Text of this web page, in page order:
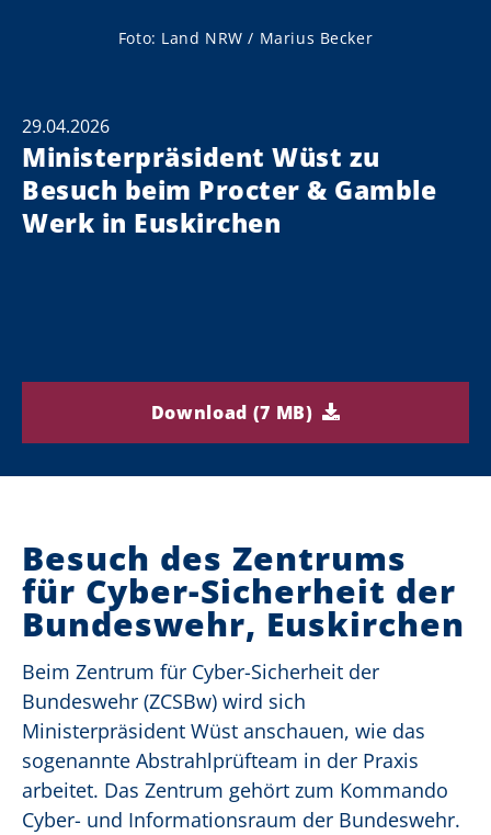
Foto: Land NRW / Marius Becker
29.04.2026
Ministerpräsident Wüst zu
Besuch beim Procter & Gamble
Werk in Euskirchen
Download (7 MB)
Besuch des Zentrums
für Cyber-Sicherheit der
Bundeswehr, Euskirchen
Beim Zentrum für Cyber-Sicherheit der
Bundeswehr (ZCSBw) wird sich
Ministerpräsident Wüst anschauen, wie das
sogenannte Abstrahlprüfteam in der Praxis
arbeitet. Das Zentrum gehört zum Kommando
Cyber- und Informationsraum der Bundeswehr.